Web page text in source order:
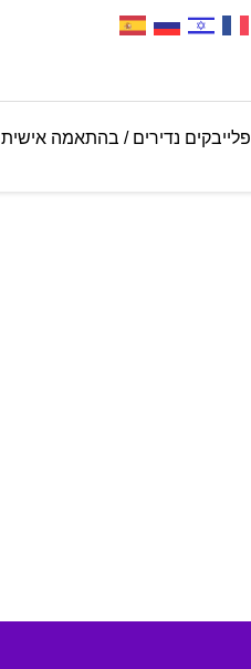
פלייבקים נדירים / בהתאמה אישית